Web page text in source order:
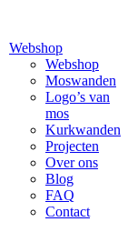
Webshop
Webshop
Moswanden
Logo’s van
mos
Kurkwanden
Projecten
Over ons
Blog
FAQ
Contact